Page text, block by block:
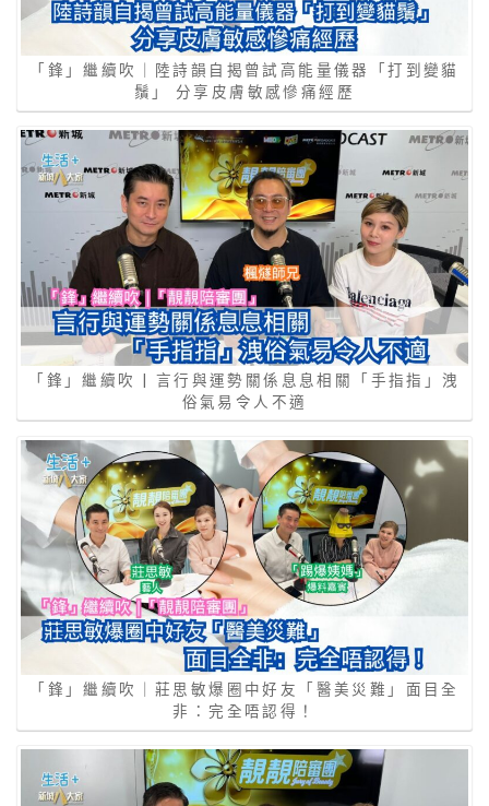
「鋒」繼續吹｜陸詩韻自揭曾試高能量儀器「打到變貓
鬚」 分享皮膚敏感慘痛經歷
「鋒」繼續吹 | 言行與運勢關係息息相關「手指指」洩
俗氣易令人不適
「鋒」繼續吹｜莊思敏爆圈中好友「醫美災難」面目全
非：完全唔認得！